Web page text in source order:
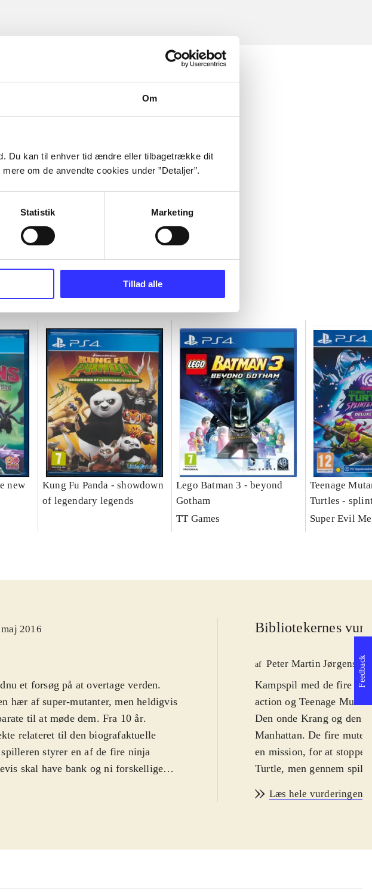
Om
Du kan til enhver tid ændre eller tilbagetrække dit
om de anvendte cookies under ”Detaljer”.
Statistik Marketing
Tillad alle
new
Kung Fu Panda - showdown
of legendary legends
Lego Batman 3 - beyond
Gotham
TT Games
Teenage
Turtles -
Super Evil
2016
et forsøg på at overtage verden.
hær af super-mutanter, men heldigvis
til at møde dem. Fra 10 år.
relateret til den biografaktuelle
styrer en af de fire ninja
skal have bank og ni forskellige
specielle styrke, men ellers er
skiller sig ud. Spillet kan
Omgivelserne i New York virker
Bibliotekernes
af Peter Martin Jørgensen
Kampspil med de fire
action og Teenage
Den onde Krang og den
Manhattan. De fire
en mission, for at stoppe
Turtle, men gennem
afsluttes af en bossfight,
man point, der kan
og tekst, imellem
Læs hele vurderingen
Feedback